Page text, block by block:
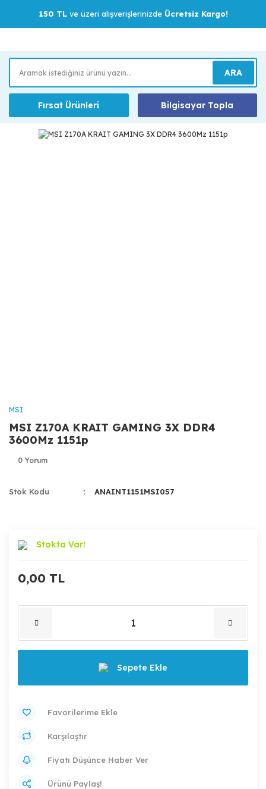
150 TLve üzeri alışverişlerinizde Ücretsiz Kargo!
ARA
Fırsat Ürünleri Bilgisayar Topla
MSI
MSI Z170A KRAIT GAMING 3X DDR4
3600Mz 1151p
0 Yorum
Stok Kodu ANAINT1151MSI057
Stokta Var!
0,00 TL
Sepete Ekle
Karşılaştır
Fiyatı Düşünce Haber Ver
Ürünü Paylaş!